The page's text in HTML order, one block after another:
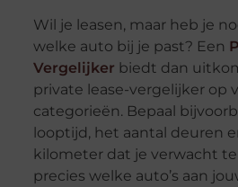
Wil je leasen, maar heb je
welke auto bij je past? Een
Vergelijker biedt dan
private lease-vergelijker op
categorieën. Bepaal
looptijd, het aantal deuren
kilometer dat je verwacht
precies welke auto’s aan